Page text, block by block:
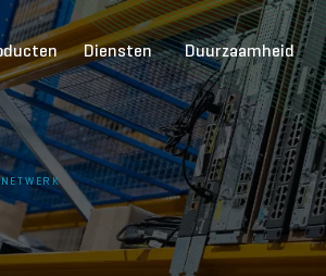
Diensten Duurzaamheid